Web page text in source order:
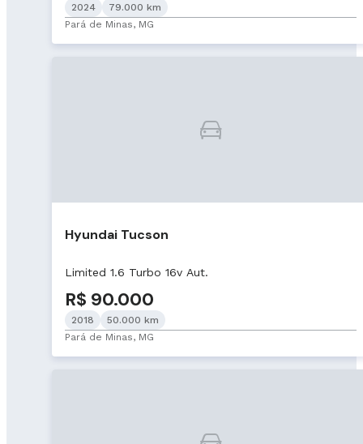
2024
79.000 km
Pará de Minas, MG
Hyundai Tucson
Limited 1.6 Turbo 16v Aut.
R$ 90.000
2018
50.000 km
Pará de Minas, MG